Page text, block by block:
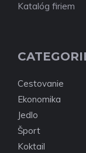
Katalóg firiem
Cestovanie
Ekonomika
Jedlo
Šport
Koktail